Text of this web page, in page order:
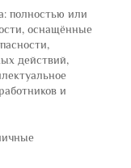
полностью или
оснащённые
действий,
и